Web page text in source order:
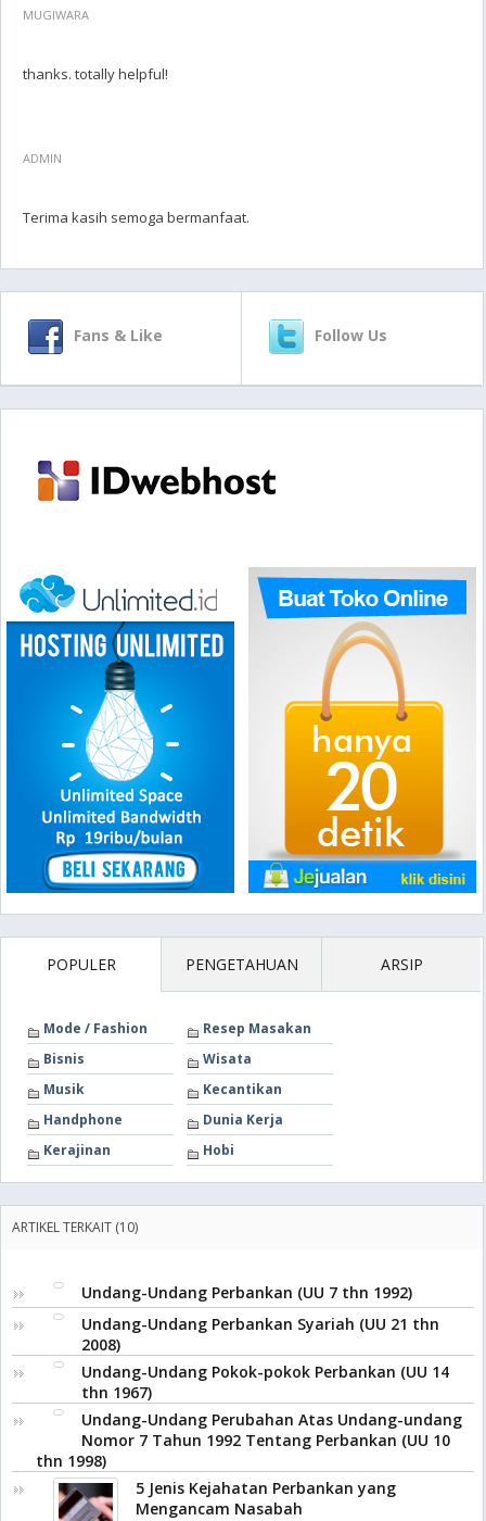
MUGIWARA
thanks. totally helpful!
ADMIN
Terima kasih semoga bermanfaat.
Fans & Like Follow Us
POPULER PENGETAHUAN ARSIP
Mode / Fashion
Resep Masakan
Bisnis
Wisata
Musik
Kecantikan
Handphone
Dunia Kerja
Kerajinan
Hobi
ARTIKEL TERKAIT (10)
Undang-Undang Perbankan (UU 7 thn 1992)
Undang-Undang Perbankan Syariah (UU 21 thn
2008)
Undang-Undang Pokok-pokok Perbankan (UU 14
thn 1967)
Undang-Undang Perubahan Atas Undang-undang
Nomor 7 Tahun 1992 Tentang Perbankan (UU 10
thn 1998)
5 Jenis Kejahatan Perbankan yang
Mengancam Nasabah